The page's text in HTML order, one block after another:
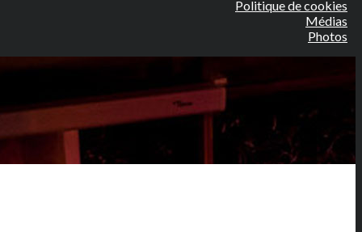
Politique de cookies
Médias
Photos